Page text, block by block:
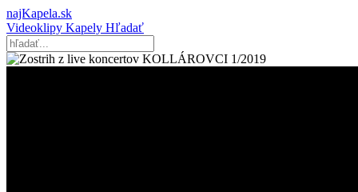
najKapela.sk
Videoklipy Kapely Hľadať